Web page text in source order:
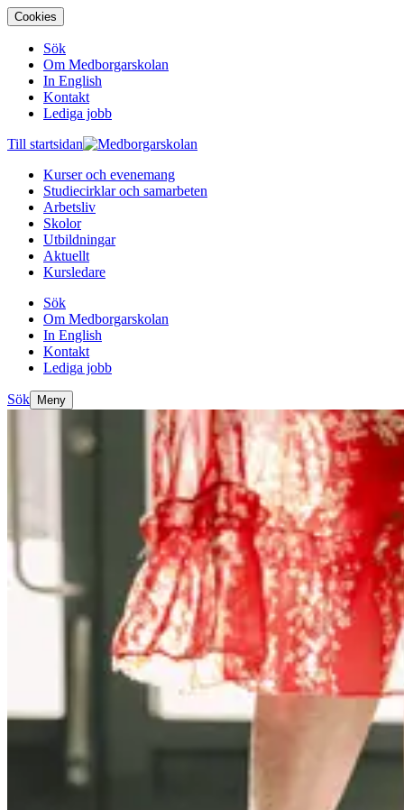
Cookies
Sök
Om Medborgarskolan
In English
Kontakt
Lediga jobb
Till startsidan
Kurser och evenemang
Studiecirklar och samarbeten
Arbetsliv
Skolor
Utbildningar
Aktuellt
Kursledare
Sök
Om Medborgarskolan
In English
Kontakt
Lediga jobb
Sök Meny